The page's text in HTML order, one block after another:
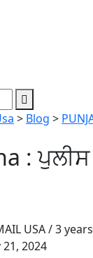
> Blog >
:
USA /3 years
21, 2024